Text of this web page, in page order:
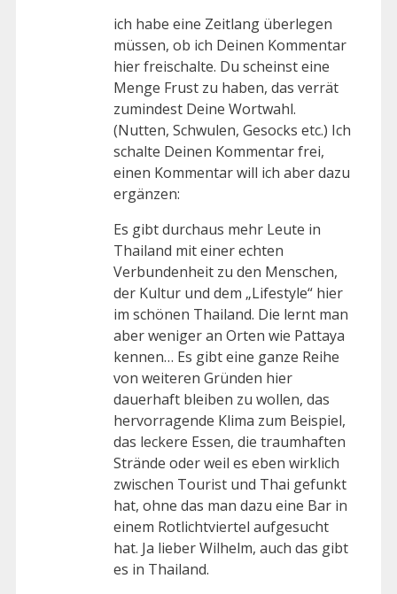
ich habe eine Zeitlang überlegen
müssen, ob ich Deinen Kommentar
hier freischalte. Du scheinst eine
Menge Frust zu haben, das verrät
zumindest Deine Wortwahl.
(Nutten, Schwulen, Gesocks etc.) Ich
schalte Deinen Kommentar frei,
einen Kommentar will ich aber dazu
ergänzen:
Es gibt durchaus mehr Leute in
Thailand mit einer echten
Verbundenheit zu den Menschen,
der Kultur und dem „Lifestyle“ hier
im schönen Thailand. Die lernt man
aber weniger an Orten wie Pattaya
kennen… Es gibt eine ganze Reihe
von weiteren Gründen hier
dauerhaft bleiben zu wollen, das
hervorragende Klima zum Beispiel,
das leckere Essen, die traumhaften
Strände oder weil es eben wirklich
zwischen Tourist und Thai gefunkt
hat, ohne das man dazu eine Bar in
einem Rotlichtviertel aufgesucht
hat. Ja lieber Wilhelm, auch das gibt
es in Thailand.